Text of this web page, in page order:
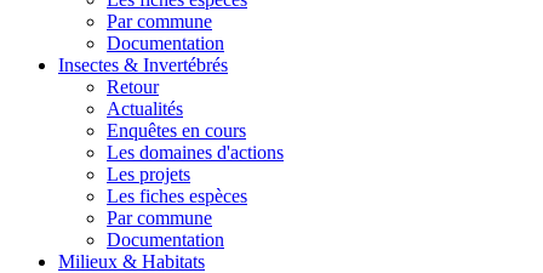
Par commune
Documentation
Insectes & Invertébrés
Retour
Actualités
Enquêtes en cours
Les domaines d'actions
Les projets
Les fiches espèces
Par commune
Documentation
Milieux & Habitats